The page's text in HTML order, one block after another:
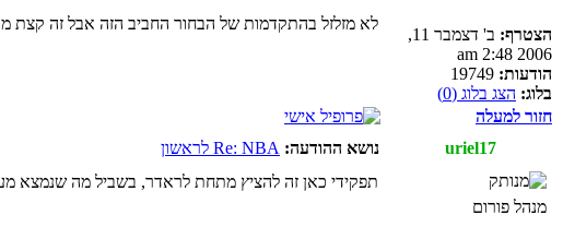
הצטרף:
ב' דצמבר 11,
2006 2:48 am
הודעות:
בלוג: הצג בלוג (0)
לא מזלזל בהתקדמות של הבחור החביב הזה אבל זה קצת מוזר לכתוב את זה
חזור למעלה
uriel17
נושא ההודעה: Re: NBA לראשון
מנהל פורום
תפקידי כאן זה להציץ מתחת לראדר, בשביל מה שנמצא